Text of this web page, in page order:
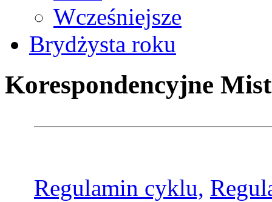
Wcześniejsze
Brydżysta roku
Korespondencyjne
Regulamin cyklu,